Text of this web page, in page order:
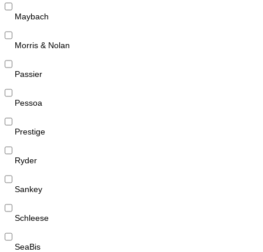
Maybach
Morris & Nolan
Passier
Pessoa
Prestige
Ryder
Sankey
Schleese
SeaBis